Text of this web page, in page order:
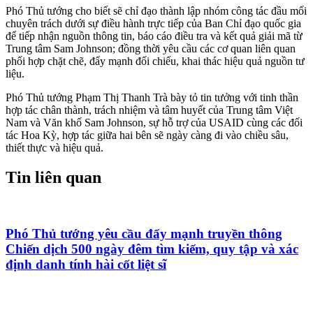
Phó Thủ tướng cho biết sẽ chỉ đạo thành lập nhóm công tác đầu mối
chuyên trách dưới sự điều hành trực tiếp của Ban Chỉ đạo quốc gia
để tiếp nhận nguồn thông tin, báo cáo điều tra và kết quả giải mã từ
Trung tâm Sam Johnson; đồng thời yêu cầu các cơ quan liên quan
phối hợp chặt chẽ, đẩy mạnh đối chiếu, khai thác hiệu quả nguồn tư
liệu.
Phó Thủ tướng Phạm Thị Thanh Trà bày tỏ tin tưởng với tinh thần
hợp tác chân thành, trách nhiệm và tâm huyết của Trung tâm Việt
Nam và Văn khố Sam Johnson, sự hỗ trợ của USAID cùng các đối
tác Hoa Kỳ, hợp tác giữa hai bên sẽ ngày càng đi vào chiều sâu,
thiết thực và hiệu quả.
Tin liên quan
Phó Thủ tướng yêu cầu đẩy mạnh truyền thông
Chiến dịch 500 ngày đêm tìm kiếm, quy tập và xác
định danh tính hài cốt liệt sĩ